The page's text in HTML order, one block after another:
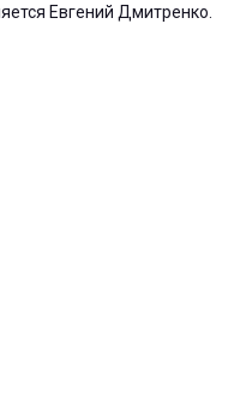
Евгений Дмитренко.